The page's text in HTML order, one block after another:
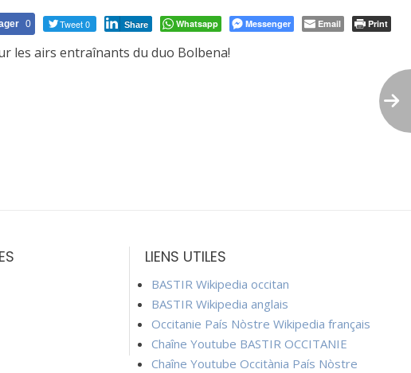
0 Tweet 0 Share Whatsapp Messenger Email Print
les airs entraînants du duo Bolbena!
LIENS UTILES
BASTIR Wikipedia occitan
BASTIR Wikipedia anglais
Occitanie País Nòstre Wikipedia français
Chaîne Youtube BASTIR OCCITANIE
Chaîne Youtube Occitània País Nòstre